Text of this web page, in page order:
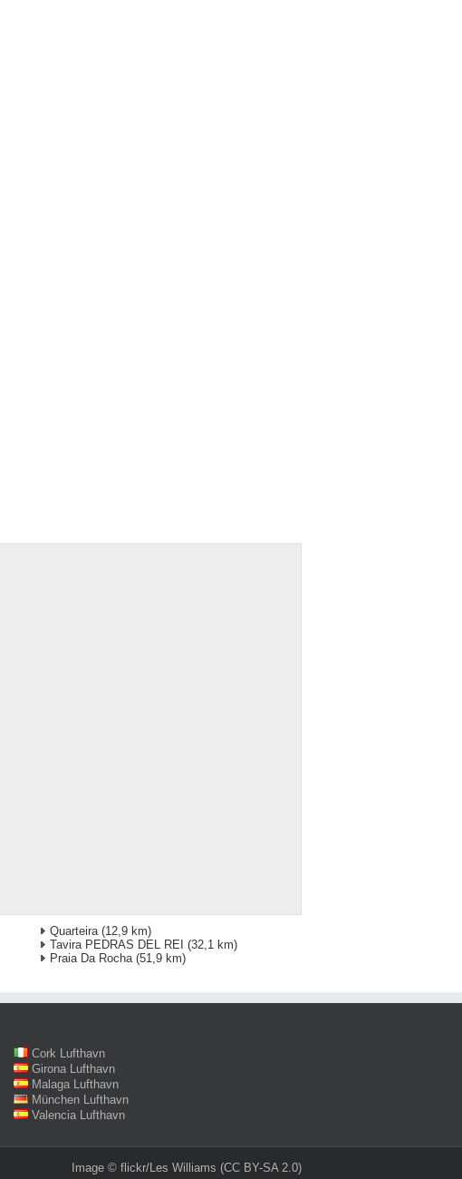
Quarteira (12,9 km)
Tavira PEDRAS DEL REI (32,1 km)
Praia Da Rocha (51,9 km)
Cork Lufthavn
Girona Lufthavn
Malaga Lufthavn
München Lufthavn
Valencia Lufthavn
Image © flickr/Les Williams (CC BY-SA 2.0)‎